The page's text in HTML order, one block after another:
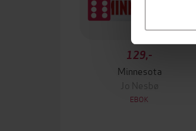
129,-
Minnesota
Jo Nesbø
EBOK